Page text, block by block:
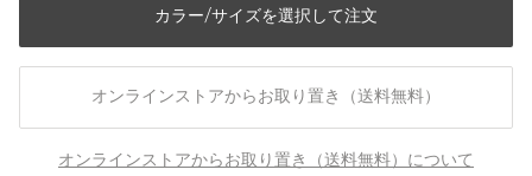
カラー/サイズを選択して注文
オンラインストアからお取り置き（送料無料）
オンラインストアからお取り置き（送料無料）について